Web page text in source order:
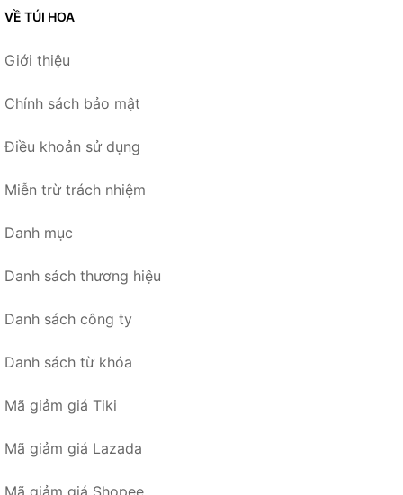
VỀ TÚI HOA
Giới thiệu
Chính sách bảo mật
Điều khoản sử dụng
Miễn trừ trách nhiệm
Danh mục
Danh sách thương hiệu
Danh sách công ty
Danh sách từ khóa
Mã giảm giá Tiki
Mã giảm giá Lazada
Mã giảm giá Shopee